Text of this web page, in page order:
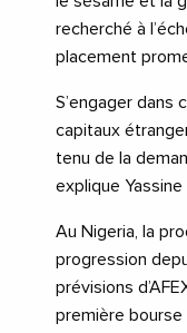
recherché à
placement
S’engager
capitaux
tenu de la
explique Yassine
Au Nigeria, la
progression
prévisions
première